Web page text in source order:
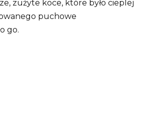
zużyte koce, które było cieplej
puchowe
go.